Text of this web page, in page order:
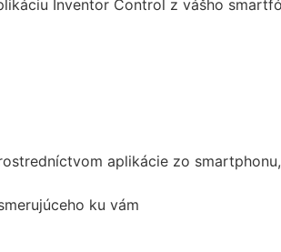
Inventor Control z vášho
aplikácie zo
ku vám
cookies, some
stránka
počas vašej
fungovala